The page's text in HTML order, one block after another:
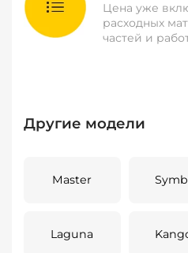
Цена уже
расходных
частей и
Другие модели
Master
Laguna